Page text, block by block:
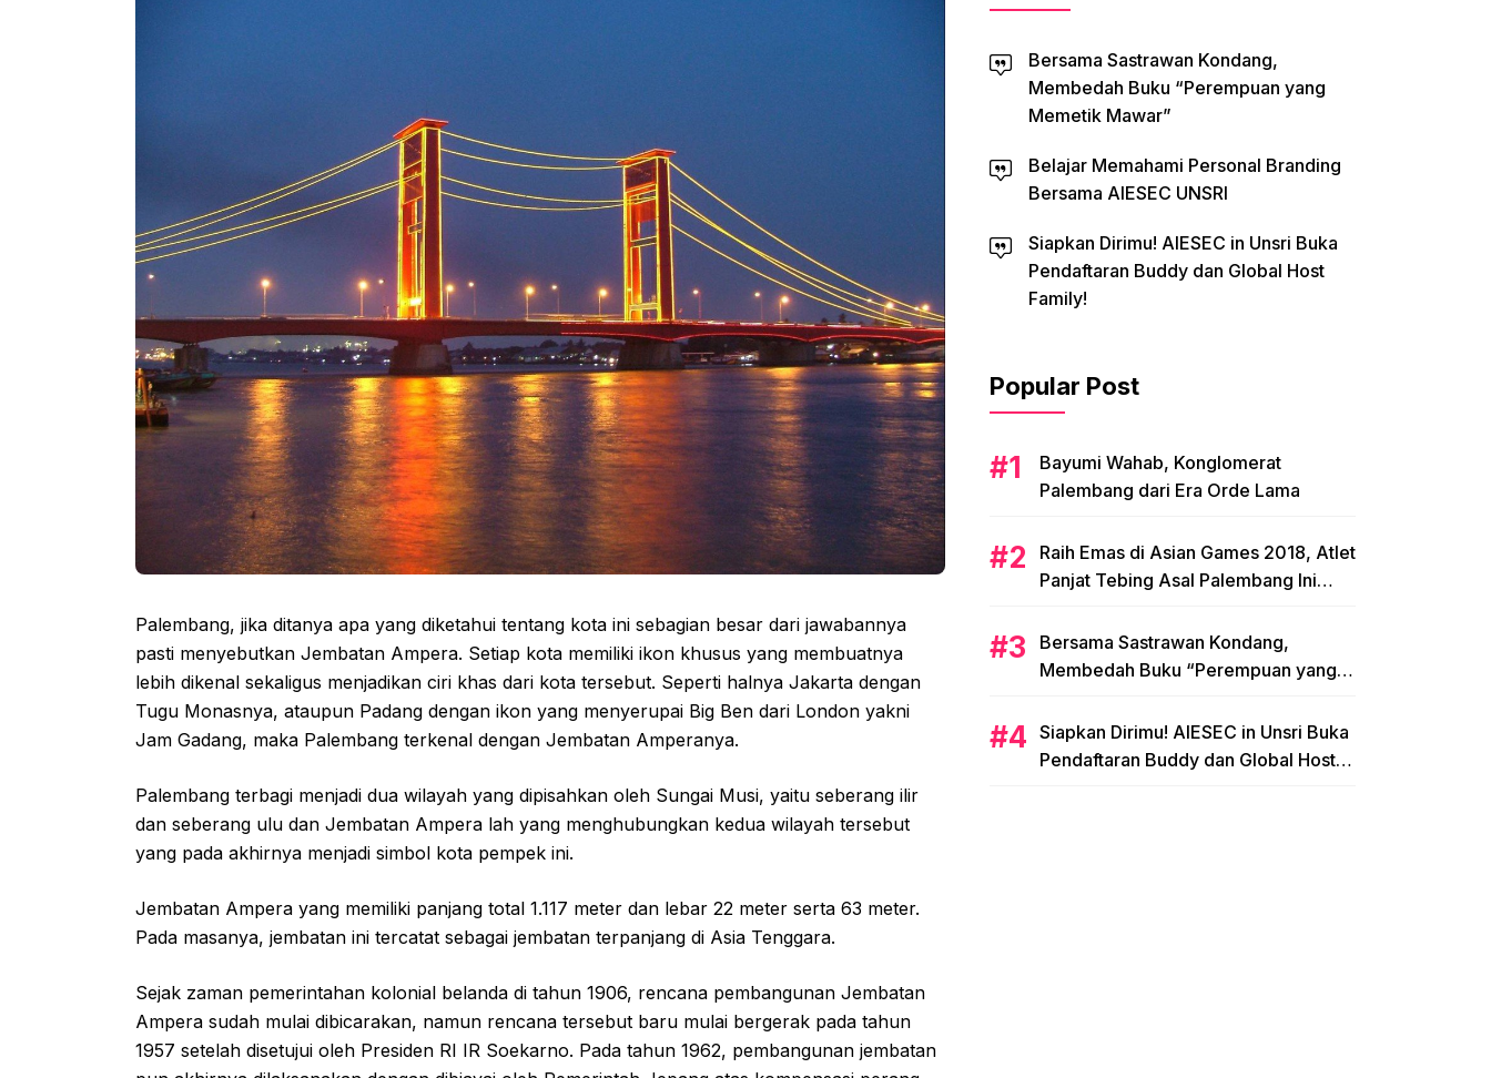
Palembang, jika ditanya apa yang diketahui tentang kota ini sebagian besar dari jawabannya
pasti menyebutkan Jembatan Ampera. Setiap kota memiliki ikon khusus yang membuatnya
lebih dikenal sekaligus menjadikan ciri khas dari kota tersebut. Seperti halnya Jakarta dengan
Tugu Monasnya, ataupun Padang dengan ikon yang menyerupai Big Ben dari London yakni
Jam Gadang, maka Palembang terkenal dengan Jembatan Amperanya.
Palembang terbagi menjadi dua wilayah yang dipisahkan oleh Sungai Musi, yaitu seberang ilir
dan seberang ulu dan Jembatan Ampera lah yang menghubungkan kedua wilayah tersebut
yang pada akhirnya menjadi simbol kota pempek ini.
Jembatan Ampera yang memiliki panjang total 1.117 meter dan lebar 22 meter serta 63 meter.
Pada masanya, jembatan ini tercatat sebagai jembatan terpanjang di Asia Tenggara.
Sejak zaman pemerintahan kolonial belanda di tahun 1906, rencana pembangunan Jembatan
Ampera sudah mulai dibicarakan, namun rencana tersebut baru mulai bergerak pada tahun
1957 setelah disetujui oleh Presiden RI IR Soekarno. Pada tahun 1962, pembangunan jembatan
Bersama Sastrawan Kondang,
Membedah Buku “Perempuan yang
Memetik Mawar”
Belajar Memahami Personal Branding
Bersama AIESEC UNSRI
Siapkan Dirimu! AIESEC in Unsri Buka
Pendaftaran Buddy dan Global Host
Family!
Popular Post
Bayumi Wahab, Konglomerat
Palembang dari Era Orde Lama
Raih Emas di Asian Games 2018, Atlet
Panjat Tebing Asal Palembang Ini
Bersama Sastrawan Kondang,
Membedah Buku “Perempuan yang
Siapkan Dirimu! AIESEC in Unsri Buka
Pendaftaran Buddy dan Global Host